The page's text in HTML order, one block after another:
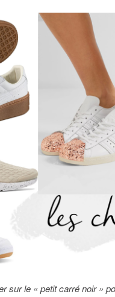
sur le « petit carré noir »